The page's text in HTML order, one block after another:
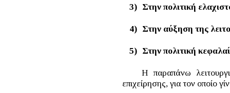
3) Στην πολιτική
4) Στην αύξηση της
5) Στην πολιτική
Η παραπάνω
επιχείρησης, για τον οποίο